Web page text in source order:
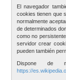
El navegador
cookies tienen que
normalmente
de determinados
como no
servidor crear
pueden también
Dispone de
https://